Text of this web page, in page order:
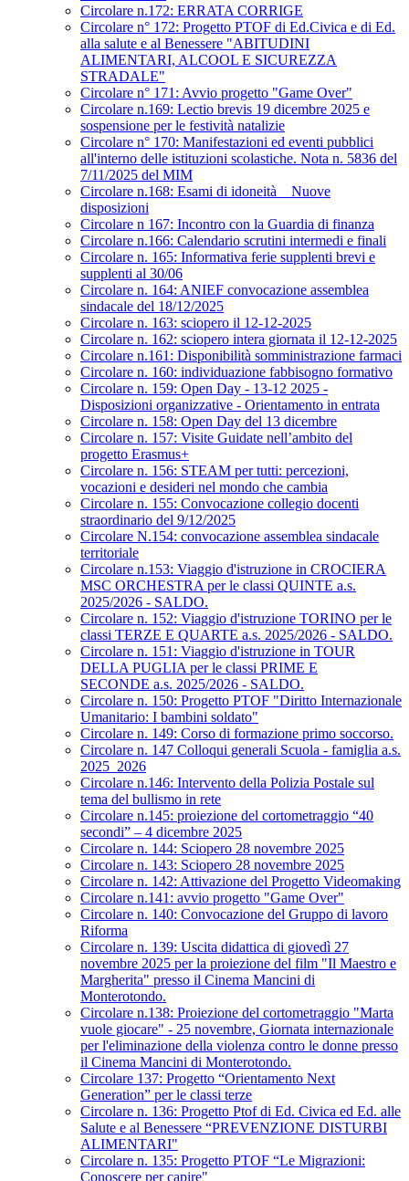
Circolare n.172: ERRATA CORRIGE
Circolare n° 172: Progetto PTOF di Ed.Civica e di Ed.
alla salute e al Benessere "ABITUDINI
ALIMENTARI, ALCOOL E SICUREZZA
STRADALE"
Circolare n° 171: Avvio progetto "Game Over"
Circolare n.169: Lectio brevis 19 dicembre 2025 e
sospensione per le festività natalizie
Circolare n° 170: Manifestazioni ed eventi pubblici
all'interno delle istituzioni scolastiche. Nota n. 5836 del
7/11/2025 del MIM
Circolare n.168: Esami di idoneità _ Nuove
disposizioni
Circolare n 167: Incontro con la Guardia di finanza
Circolare n.166: Calendario scrutini intermedi e finali
Circolare n. 165: Informativa ferie supplenti brevi e
supplenti al 30/06
Circolare n. 164: ANIEF convocazione assemblea
sindacale del 18/12/2025
Circolare n. 163: sciopero il 12-12-2025
Circolare n. 162: sciopero intera giornata il 12-12-2025
Circolare n.161: Disponibilità somministrazione farmaci
Circolare n. 160: individuazione fabbisogno formativo
Circolare n. 159: Open Day - 13-12 2025 -
Disposizioni organizzative - Orientamento in entrata
Circolare n. 158: Open Day del 13 dicembre
Circolare n. 157: Visite Guidate nell’ambito del
progetto Erasmus+
Circolare n. 156: STEAM per tutti: percezioni,
vocazioni e desideri nel mondo che cambia
Circolare n. 155: Convocazione collegio docenti
straordinario del 9/12/2025
Circolare N.154: convocazione assemblea sindacale
territoriale
Circolare n.153: Viaggio d'istruzione in CROCIERA
MSC ORCHESTRA per le classi QUINTE a.s.
2025/2026 - SALDO.
Circolare n. 152: Viaggio d'istruzione TORINO per le
classi TERZE E QUARTE a.s. 2025/2026 - SALDO.
Circolare n. 151: Viaggio d'istruzione in TOUR
DELLA PUGLIA per le classi PRIME E
SECONDE a.s. 2025/2026 - SALDO.
Circolare n. 150: Progetto PTOF "Diritto Internazionale
Umanitario: I bambini soldato"
Circolare n. 149: Corso di formazione primo soccorso.
Circolare n. 147 Colloqui generali Scuola - famiglia a.s.
2025_2026
Circolare n.146: Intervento della Polizia Postale sul
tema del bullismo in rete
Circolare n.145: proiezione del cortometraggio “40
secondi” – 4 dicembre 2025
Circolare n. 144: Sciopero 28 novembre 2025
Circolare n. 143: Sciopero 28 novembre 2025
Circolare n. 142: Attivazione del Progetto Videomaking
Circolare n.141: avvio progetto "Game Over"
Circolare n. 140: Convocazione del Gruppo di lavoro
Riforma
Circolare n. 139: Uscita didattica di giovedì 27
novembre 2025 per la proiezione del film "Il Maestro e
Margherita" presso il Cinema Mancini di
Monterotondo.
Circolare n.138: Proiezione del cortometraggio "Marta
vuole giocare" - 25 novembre, Giornata internazionale
per l'eliminazione della violenza contro le donne presso
il Cinema Mancini di Monterotondo.
Circolare 137: Progetto “Orientamento Next
Generation” per le classi terze
Circolare n. 136: Progetto Ptof di Ed. Civica ed Ed. alle
Salute e al Benessere “PREVENZIONE DISTURBI
ALIMENTARI"
Circolare n. 135: Progetto PTOF “Le Migrazioni:
Conoscere per capire"